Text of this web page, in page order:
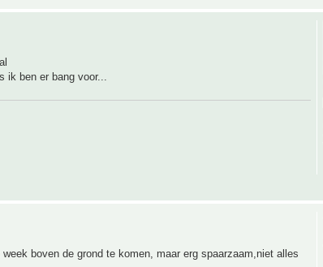
ik ben er bang voor...
boven de grond te komen, maar erg spaarzaam,niet alles